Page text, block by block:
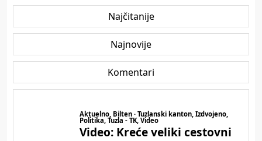
Najčitanije
Najnovije
Komentari